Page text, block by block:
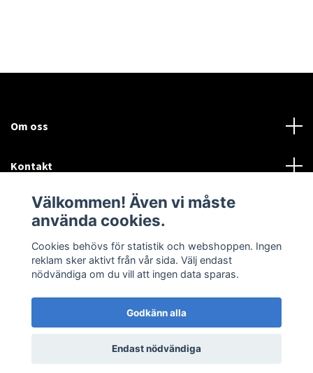
Om oss
Kontakt
Mer information:
Sociala medier
© 2026 Airtune Marin och Industriturbo
Välkommen! Även vi måste
använda cookies.
Cookies behövs för statistik och webshoppen. Ingen
reklam sker aktivt från vår sida. Välj endast
nödvändiga om du vill att ingen data sparas.
Godkänn alla
Endast nödvändiga